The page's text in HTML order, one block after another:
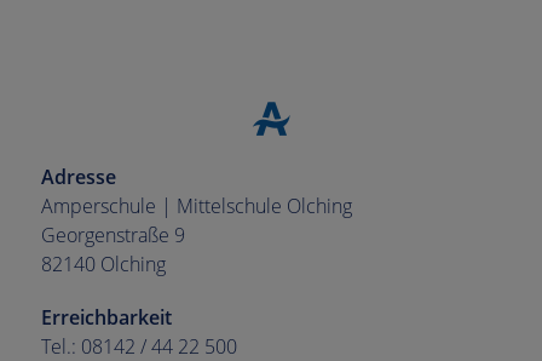
Adresse
Amperschule | Mittelschule Olching
Georgenstraße 9
82140 Olching
Erreichbarkeit
Tel.: 08142 / 44 22 500